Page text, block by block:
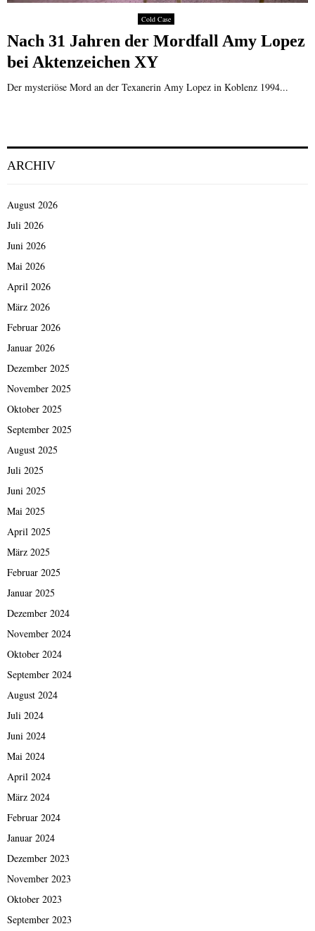
Cold Case
Nach 31 Jahren der Mordfall Amy Lopez
bei Aktenzeichen XY
Der mysteriöse Mord an der Texanerin Amy Lopez in Koblenz 1994...
ARCHIV
August 2026
Juli 2026
Juni 2026
Mai 2026
April 2026
März 2026
Februar 2026
Januar 2026
Dezember 2025
November 2025
Oktober 2025
September 2025
August 2025
Juli 2025
Juni 2025
Mai 2025
April 2025
März 2025
Februar 2025
Januar 2025
Dezember 2024
November 2024
Oktober 2024
September 2024
August 2024
Juli 2024
Juni 2024
Mai 2024
April 2024
März 2024
Februar 2024
Januar 2024
Dezember 2023
November 2023
Oktober 2023
September 2023